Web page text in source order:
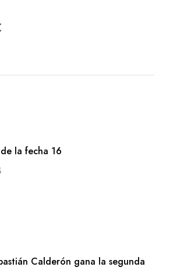
la fecha 16
Calderón gana la segunda